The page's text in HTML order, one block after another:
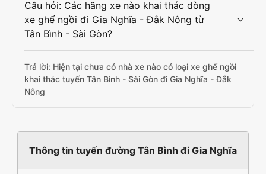
Câu hỏi: Các hãng xe nào khai thác dòng
xe ghế ngồi đi Gia Nghĩa - Đắk Nông từ
Tân Bình - Sài Gòn?
Trả lời: Hiện tại chưa có nhà xe nào có loại xe ghế ngồi
khai thác tuyến Tân Bình - Sài Gòn đi Gia Nghĩa - Đắk
Nông
Thông tin tuyến đường Tân Bình đi Gia Nghĩa